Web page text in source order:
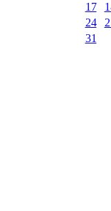
17
24
31